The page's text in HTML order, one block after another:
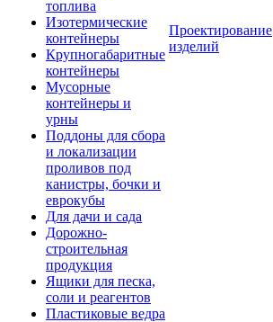
топлива
Изотермические
контейнеры
Крупногабаритные
контейнеры
Мусорные
контейнеры и
урны
Поддоны для сбора
и локализации
проливов под
канистры, бочки и
еврокубы
Для дачи и сада
Дорожно-
строительная
продукция
Ящики для песка,
соли и реагентов
Пластиковые ведра
Проектирование
изделий